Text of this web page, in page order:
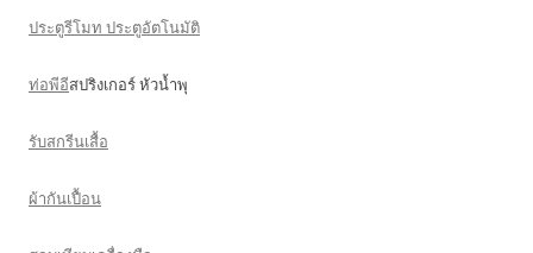
ประตูรีโมท ประตูอัตโนมัติ
ท่อพีอีสปริงเกอร์ หัวน้ำพุ
รับสกรีนเสื้อ
ผ้ากันเปื้อน